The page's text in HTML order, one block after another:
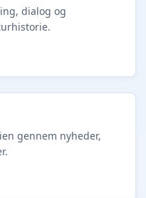
dialog og
gennem nyheder,